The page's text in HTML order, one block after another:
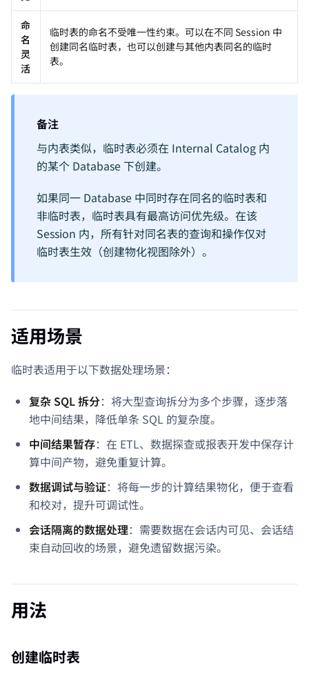
命
名
灵
活
临时表的命名不受唯一性约束。可以在不同 Session 中
创建同名临时表，也可以创建与其他内表同名的临时
表。
备注
与内表类似，临时表必须在 Internal Catalog 内
的某个 Database 下创建。
如果同一 Database 中同时存在同名的临时表和
非临时表，临时表具有最高访问优先级。在该
Session 内，所有针对同名表的查询和操作仅对
临时表生效（创建物化视图除外）。
适用场景
临时表适用于以下数据处理场景：
复杂 SQL 拆分：将大型查询拆分为多个步骤，逐步落
地中间结果，降低单条 SQL 的复杂度。
中间结果暂存：在 ETL、数据探查或报表开发中保存计
算中间产物，避免重复计算。
数据调试与验证：将每一步的计算结果物化，便于查看
和校对，提升可调试性。
会话隔离的数据处理：需要数据在会话内可见、会话结
束自动回收的场景，避免遗留数据污染。
用法
创建临时表